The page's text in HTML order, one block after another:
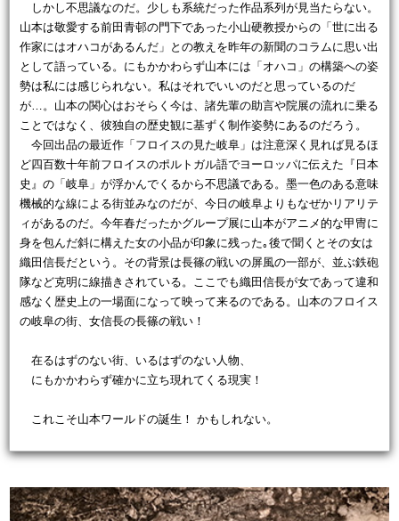
しかし不思議なのだ。少しも系統だった作品系列が見当たらない。
山本は敬愛する前田青邨の門下であった小山硬教授からの「世に出る
作家にはオハコがあるんだ」との教えを昨年の新聞のコラムに思い出
として語っている。にもかかわらず山本には「オハコ」の構築への姿
勢は私には感じられない。私はそれでいいのだと思っているのだ
が…。山本の関心はおそらく今は、諸先輩の助言や院展の流れに乗る
ことではなく、彼独自の歴史観に基ずく制作姿勢にあるのだろう。
今回出品の最近作「フロイスの見た岐阜」は注意深く見れば見るほ
ど四百数十年前フロイスのポルトガル語でヨーロッパに伝えた『日本
史』の「岐阜」が浮かんでくるから不思議である。墨一色のある意味
機械的な線による街並みなのだが、今日の岐阜よりもなぜかリアリテ
ィがあるのだ。今年春だったかグループ展に山本がアニメ的な甲冑に
身を包んだ斜に構えた女の小品が印象に残った｡後で聞くとその女は
織田信長だという。その背景は長篠の戦いの屏風の一部が、並ぶ鉄砲
隊など克明に線描きされている。ここでも織田信長が女であって違和
感なく歴史上の一場面になって映って来るのである。山本のフロイス
の岐阜の街、女信長の長篠の戦い！
在るはずのない街、いるはずのない人物、
にもかかわらず確かに立ち現れてくる現実！
これこそ山本ワールドの誕生！ かもしれない。